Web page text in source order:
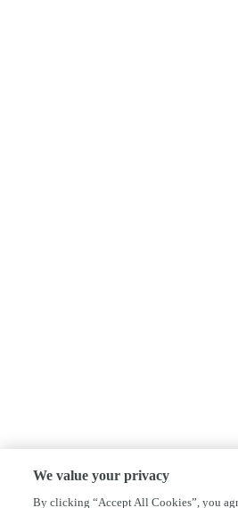
We value your privacy
By clicking “Accept All Cookies”, you